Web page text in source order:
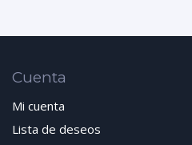
Cuenta
Mi cuenta
Lista de deseos